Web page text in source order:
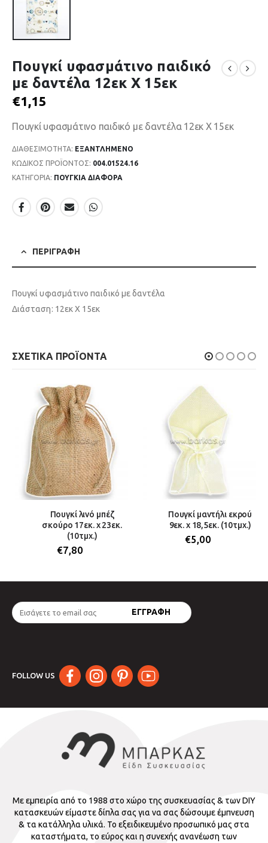
Πουγκί υφασμάτινο παιδικό
με δαντέλα 12εκ Χ 15εκ
€1,15
Πουγκί υφασμάτινο παιδικό με δαντέλα 12εκ Χ 15εκ
ΔΙΑΘΕΣΙΜΌΤΗΤΑ: ΕΞΑΝΤΛΗΜΈΝΟ
ΚΩΔΙΚΌΣ ΠΡΟΪΌΝΤΟΣ: 004.01524.16
ΚΑΤΗΓΟΡΊΑ: ΠΟΥΓΚΙΑ ΔΙΑΦΟΡΑ
ΠΕΡΙΓΡΑΦΉ
Πουγκί υφασμάτινο παιδικό με δαντέλα
Διάσταση: 12εκ Χ 15εκ
ΣΧΕΤΙΚΆ ΠΡΟΪΌΝΤΑ
Πουγκί λινό μπέζ
σκούρο 17εκ. x 23εκ.
(10τμχ.)
€7,80
Πουγκί μαντήλι εκρού
9εκ. x 18,5εκ. (10τμχ.)
€5,00
FOLLOW US
Με εμπειρία από το 1988 στο χώρο της συσκευασίας & των DIY
κατασκευών είμαστε δίπλα σας για να σας δώσουμε έμπνευση
& τα κατάλληλα υλικά. Το εξειδικευμένο προσωπικό μας στα
καταστήματα, το εύρος και η συνεχής ανανέωση των